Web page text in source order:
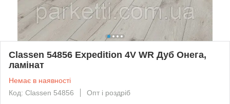
Classen 54856 Expedition 4V WR Дуб Онега,
ламінат
Немає в наявності
Код: Classen 54856
Опт і роздріб